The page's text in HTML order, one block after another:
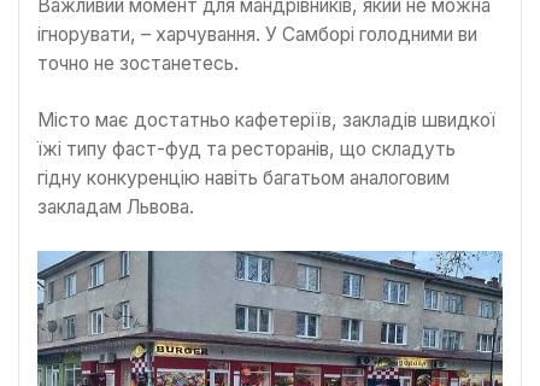
Важливий момент для мандрівників, який не можна
ігнорувати, – харчування. У Самборі голодними ви
точно не зостанетесь.
Місто має достатньо кафетеріїв, закладів швидкої
їжі типу фаст-фуд та ресторанів, що складуть
гідну конкуренцію навіть багатьом аналоговим
закладам Львова.